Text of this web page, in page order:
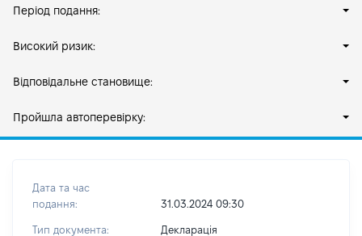
Період подання:
Високий ризик:
Відповідальне становище:
Пройшла автоперевірку:
Дата та час
подання:
31.03.2024 09:30
Тип документа: Декларація